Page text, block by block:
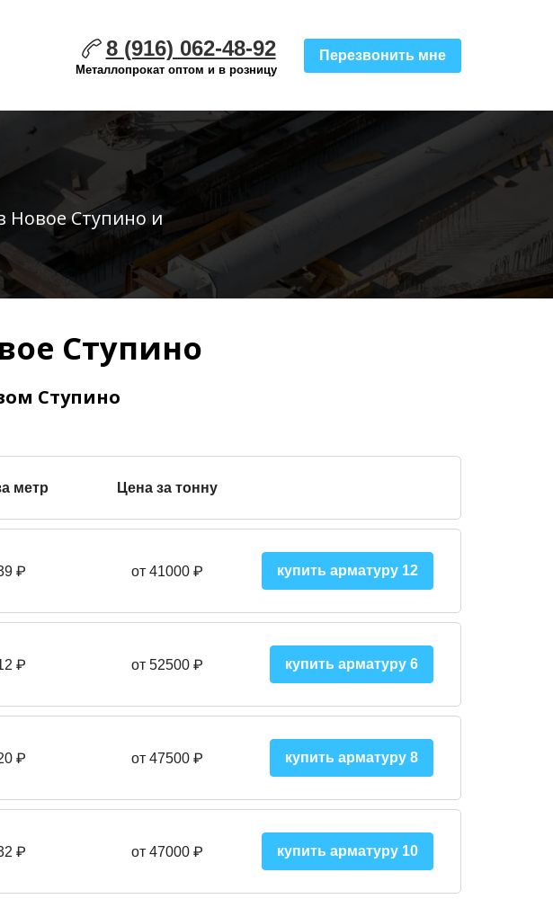
8 (916) 062-48-92
Металлопрокат оптом и в розницу
Перезвонить мне
Новое Ступино и
Ступино
Ступино
метр Цена за тонну
₽ от 41000₽ купить арматуру 12
₽ от 52500₽ купить арматуру 6
₽ от 47500₽ купить арматуру 8
₽ от 47000₽ купить арматуру 10